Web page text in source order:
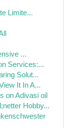
Limite...
...
Services:...
Solut...
It In A...
on Adivasi oil
Hobby...